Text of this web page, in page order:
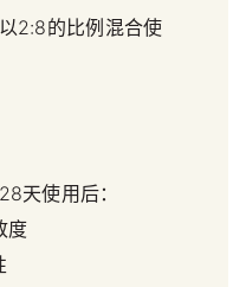
2:8的比例混合使
天使用后：
度